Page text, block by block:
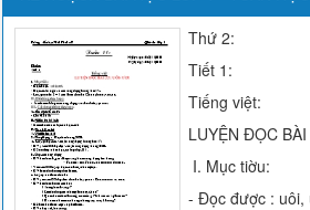
Thứ 2:
Tiết 1:
Tiếng việt:
LUYỆN ĐỌC
I. Mục tiờu:
- Đọc được : uôi,